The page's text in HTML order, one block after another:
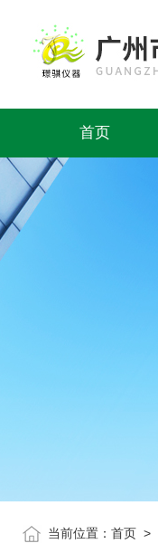
首页
当前位置： 首页 >